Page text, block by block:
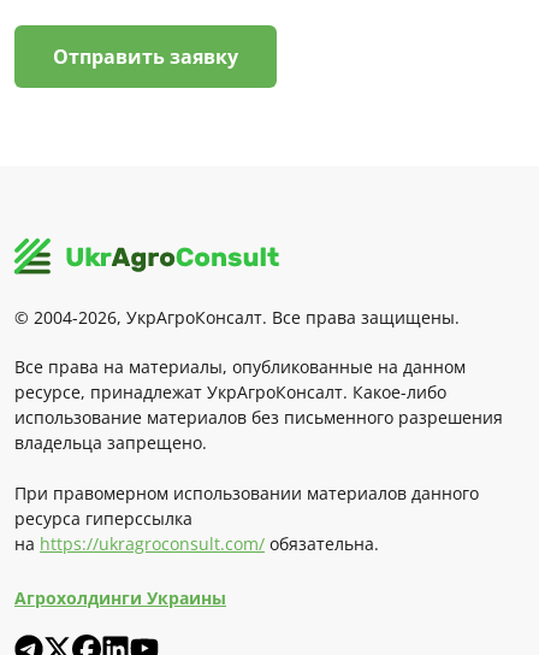
Отправить заявку
© 2004-2026, УкрАгроКонсалт. Все права защищены.
Все права на материалы, опубликованные на данном
ресурсе, принадлежат УкрАгроКонсалт. Какое-либо
использование материалов без письменного разрешения
владельца запрещено.
При правомерном использовании материалов данного
ресурса гиперссылка
на https://ukragroconsult.com/ обязательна.
Агрохолдинги Украины